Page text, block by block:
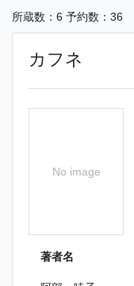
所蔵数：6 予約数：36
カフネ
No image
著者名